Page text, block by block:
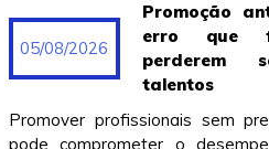
05/08/2026
Promoção
erro que
perderem
talentos
Promover profissionais sem
pode comprometer o